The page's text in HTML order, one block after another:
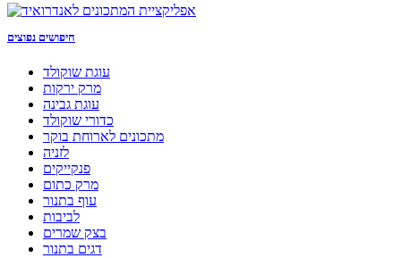
חיפושים נפוצים
עוגת שוקולד
מרק ירקות
עוגת גבינה
כדורי שוקולד
מתכונים לארוחת בוקר
לזניה
פנקייקים
מרק כתום
עוף בתנור
לביבות
בצק שמרים
דגים בתנור